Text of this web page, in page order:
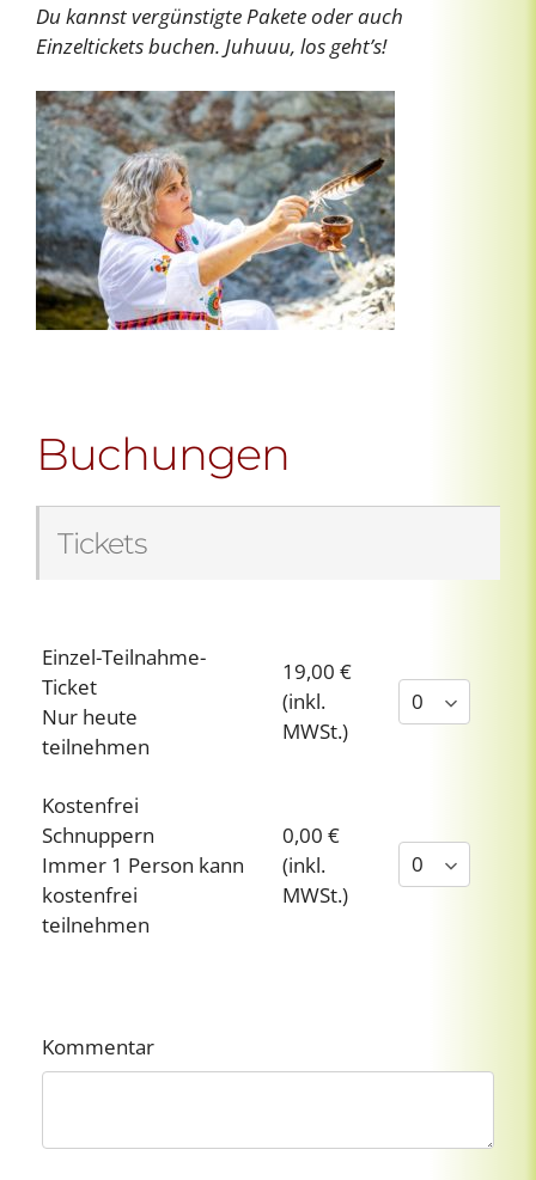
Du kannst vergünstigte Pakete oder auch
Einzeltickets buchen. Juhuuu, los geht’s!
Buchungen
Tickets
Einzel-Teilnahme-
Ticket
Nur heute
teilnehmen
19,00 €
(inkl.
MWSt.)
Kostenfrei
Schnuppern
Immer 1 Person kann
kostenfrei
teilnehmen
0,00 €
(inkl.
MWSt.)
Kommentar